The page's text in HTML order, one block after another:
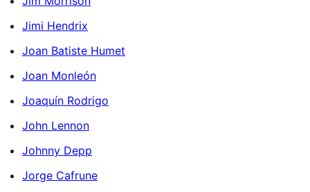
Jimi Hendrix
Joan Batiste Humet
Joan Monleón
Joaquín Rodrigo
John Lennon
Johnny Depp
Jorge Cafrune